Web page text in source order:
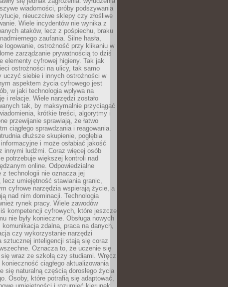
wiadomości, próby podszywania
nieuczciwe sklepy czy złośliwe
Wiele incydentów nie wynika z
ataków, lecz z pośpiechu, braku
zaufania. Silne hasła,
logowanie, ostrożność przy klikaniu w
zarządzanie prywatnością to dziś
elementy cyfrowej higieny. Tak jak
ostrożności na ulicy, tak samo
uczyć siebie i innych ostrożności w
aspektem życia cyfrowego jest
w jaki technologia wpływa na
i relacje. Wiele narzędzi zostało
tak, by maksymalnie przyciągać
krótkie treści, algorytmy i
przewijanie sprawiają, że łatwo
ciągłego sprawdzania i reagowania.
dłuższe skupienie, pogłębia
i może osłabiać jakość
innymi ludźmi. Coraz więcej osób
potrzebuje większej kontroli nad
online. Odpowiedzialne
z technologii nie oznacza jej
lecz umiejętność stawiania granic,
cyfrowe narzędzia wspierają życie, a
nad nim dominacji. Technologia
rynek pracy. Wiele zawodów
kompetencji cyfrowych, które jeszcze
nie były konieczne. Obsługa nowych
komunikacja zdalna, praca na danych,
czy wykorzystanie narzędzi
sztucznej inteligencji stają się coraz
Oznacza to, że uczenie się
wraz ze szkołą czy studiami. Wręcz
konieczność ciągłego aktualizowania
się naturalną częścią dorosłego życia
Osoby, które potrafią się adaptować,